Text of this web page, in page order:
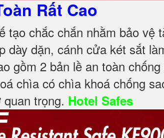
Rất Cao
tạo chắc chắn nhằm bảo vệ
dày dặn, cánh cửa két sắt
gồm 2 bản lề an toàn
chìa có chìa khoá chống
trọng. Hotel Safes